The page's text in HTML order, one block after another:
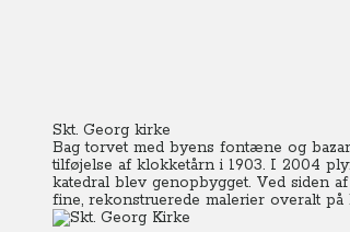
Skt. Georg kirke
Bag torvet med byens fontæne og
tilføjelse af klokketårn i 1903. I 2004
katedral blev genopbygget. Ved siden
fine, rekonstruerede malerier overalt